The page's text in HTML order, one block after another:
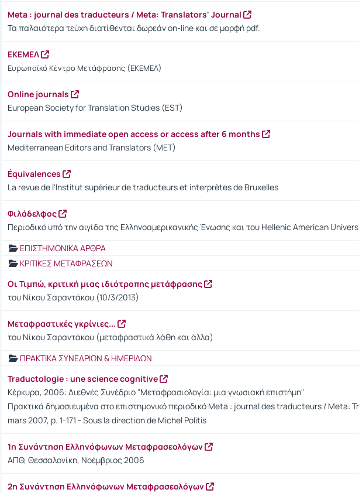
Meta : journal des traducteurs / Meta: Translators' Journal
Τα παλαιότερα τεύχη διατίθενται δωρεάν on-line και σε μορφή pdf.
ΕΚΕΜΕΛ
Ευρωπαϊκό Κέντρο Μετάφρασης (ΕΚΕΜΕΛ)
Online journals
European Society for Translation Studies (EST)
Journals with immediate open access or access after 6 months
Mediterranean Editors and Translators (MET)
Équivalences
La revue de l'Institut supérieur de traducteurs et interprètes de Bruxelles
Φιλάδελφος
Περιοδικό υπό την αιγίδα της Ελληνοαμερικανικής Ένωσης και του Hellenic American
ΕΠΙΣΤΗΜΟΝΙΚΑ ΑΡΘΡΑ
ΚΡΙΤΙΚΕΣ ΜΕΤΑΦΡΑΣΕΩΝ
Οι Τιμπώ, κριτική μιας ιδιότροπης μετάφρασης
του Νίκου Σαραντάκου (10/3/2013)
Μεταφραστικές γκρίνιες...
του Νίκου Σαραντάκου (μεταφραστικά λάθη και άλλα)
ΠΡΑΚΤΙΚΑ ΣΥΝΕΔΡΙΩΝ & ΗΜΕΡΙΔΩΝ
Traductologie : une science cognitive
Κέρκυρα, 2006: Διεθνές Συνέδριο "Μεταφρασιολογία: μια γνωσιακή επιστήμη"
Πρακτικά δημοσιευμένα στο επιστημονικό περιοδικό Meta : journal des traducteurs / Meta:
mars 2007, p. 1-171 - Sous la direction de Michel Politis
1η Συνάντηση Ελληνόφωνων Μεταφρασεολόγων
ΑΠΘ, Θεσσαλονίκη, Νοέμβριος 2006
2η Συνάντηση Ελληνόφωνων Μεταφρασεολόγων